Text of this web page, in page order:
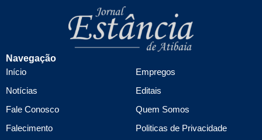
Navegação
Início
Notícias
Fale Conosco
Falecimento
Empregos
Editais
Quem Somos
Politicas de Privacidade